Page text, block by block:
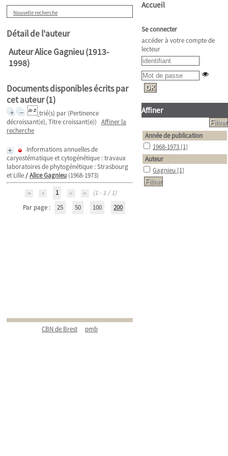
Nouvelle recherche
Détail de l'auteur
Auteur Alice Gagnieu (1913-
1998)
Documents disponibles écrits par
cet auteur (1)
trié(s) par (Pertinence
décroissant(e), Titre croissant(e)) Affiner la
recherche
Informations annuelles de
caryostématique et cytogénétique : travaux
laboratoires de phytogénétique : Strasbourg
et Lille/Alice Gagnieu (1968-1973)
1
(1 - 1 / 1)
Par page :
25 50 100 200
CBN de Brest pmb
Accueil
Se connecter
accéder à votre compte de
lecteur
Affiner
Année de publication
1968-1973 [1]
Auteur
Gagnieu [1]